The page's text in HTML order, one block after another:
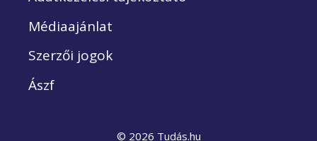
Médiaajánlat
Szerzői jogok
Ászf
© 2026 Tudás.hu